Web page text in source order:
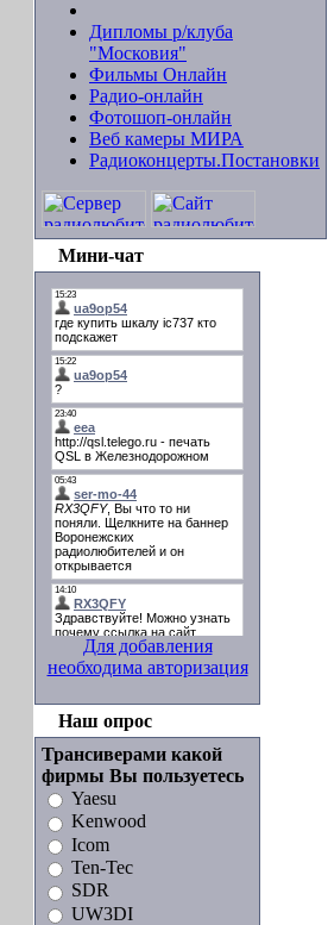
Дипломы р/клуба
"Московия"
Фильмы Онлайн
Радио-онлайн
Фотошоп-онлайн
Веб камеры МИРА
Радиоконцерты.Постановки
Мини-чат
Для добавления
необходима авторизация
Наш опрос
Трансиверами какой
фирмы Вы пользуетесь
Yaesu
Kenwood
Icom
Ten-Tec
SDR
UW3DI